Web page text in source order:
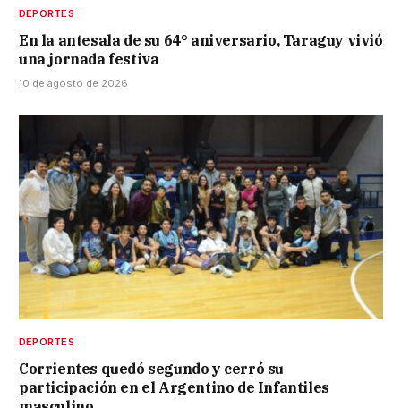
DEPORTES
En la antesala de su 64° aniversario, Taraguy vivió
una jornada festiva
10 de agosto de 2026
DEPORTES
Corrientes quedó segundo y cerró su
participación en el Argentino de Infantiles